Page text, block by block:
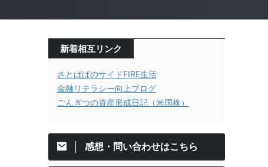
新着相互リンク
さとぱぱのサイドFIRE生活
金融リテラシー向上ブログ
ごんぎつの資産形成日記（米国株）
感想・問い合わせはこちら